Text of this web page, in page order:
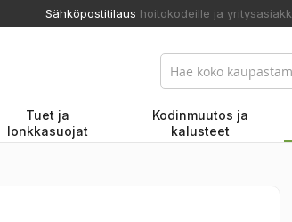
Sähköpostitilaus hoitokodeille ja
Tuet ja
lonkkasuojat
Kodinmuutos ja
kalusteet